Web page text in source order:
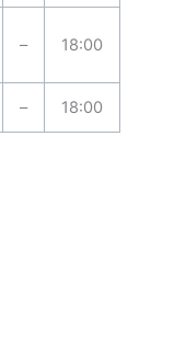
– 18:00
– 18:00